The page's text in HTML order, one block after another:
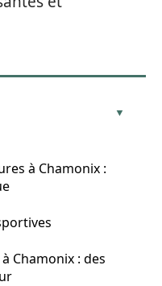
à Chamonix :
Chamonix : des